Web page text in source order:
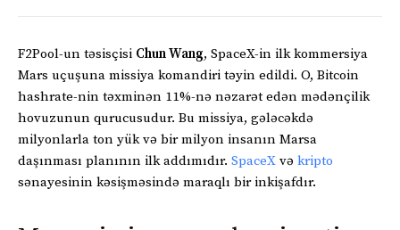
F2Pool-un təsisçisi Chun Wang, SpaceX-in ilk kommersiya
Mars uçuşuna missiya komandiri təyin edildi. O, Bitcoin
hashrate-nin təxminən 11%-nə nəzarət edən mədənçilik
hovuzunun qurucusudur. Bu missiya, gələcəkdə
milyonlarla ton yük və bir milyon insanın Marsa
daşınması planının ilk addımıdır. SpaceX və kripto
sənayesinin kəsişməsində maraqlı bir inkişafdır.